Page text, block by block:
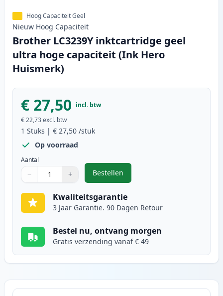
Hoog Capaciteit Geel
Nieuw Hoog Capaciteit
Brother LC3239Y inktcartridge geel
ultra hoge capaciteit (Ink Hero
Huismerk)
€ 27,50 incl. btw
€ 22,73excl. btw
1 Stuks | € 27,50 /stuk
Op voorraad
Aantal
Gebruik de knoppen om aan te passen
− +
1
Bestellen
,Brother LC3239Y inktcartridge
Kwaliteitsgarantie
3 Jaar Garantie. 90 Dagen Retour
Bestel nu, ontvang morgen
Gratis verzending vanaf € 49